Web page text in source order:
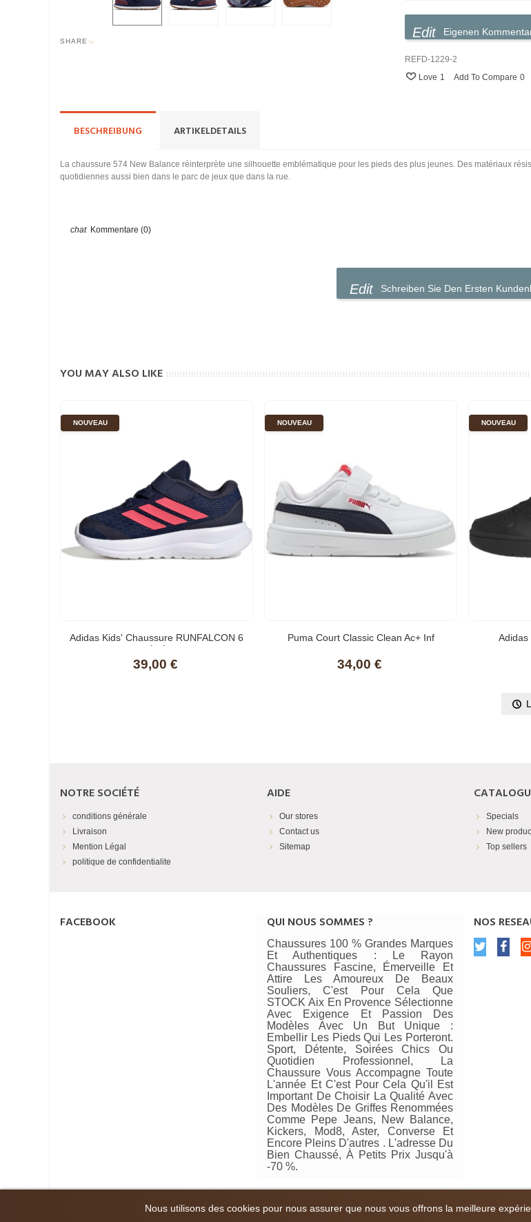
SHARE
Eigenen
REFD-1229-2
Love 1 Add To Compare 0
BESCHREIBUNG ARTIKELDETAILS
La chaussure 574 New Balance réinterprète une silhouette emblématique pour les pieds des plus jeunes. Des matériaux
quotidiennes aussi bien dans le parc de jeux que dans la rue.
Kommentare (0)
Schreiben Sie Den Ersten
YOU MAY ALSO LIKE
NOUVEAU
Adidas Kids' Chaussure RUNFALCON 6
39,00 €
NOUVEAU
Puma Court Classic Clean Ac+ Inf
40375210
34,00 €
NOUVEAU
Adidas
NOTRE SOCIÉTÉ
conditions générale
Livraison
Mention Légal
politique de confidentialite
AIDE
Our stores
Contact us
Sitemap
Specials
New
Top sellers
FACEBOOK QUI NOUS SOMMES ?
Chaussures 100 % Grandes Marques
Et Authentiques : Le Rayon
Chaussures Fascine, Émerveille Et
Attire Les Amoureux De Beaux
Souliers, C'est Pour Cela Que
STOCK Aix En Provence Sélectionne
Avec Exigence Et Passion Des
Modèles Avec Un But Unique :
Embellir Les Pieds Qui Les Porteront.
Sport, Détente, Soirées Chics Ou
Quotidien Professionnel, La
Chaussure Vous Accompagne Toute
L'année Et C'est Pour Cela Qu'il Est
Important De Choisir La Qualité Avec
Des Modèles De Griffes Renommées
Comme Pepe Jeans, New Balance,
Kickers, Mod8, Aster, Converse Et
Encore Pleins D'autres . L'adresse Du
Bien Chaussé, À Petits Prix Jusqu'à
-70 %.
NOS
© 2024 Priceshoes ® . Tous les droits sont réservés
Nous utilisons des cookies pour nous assurer que nous vous offrons la meilleure